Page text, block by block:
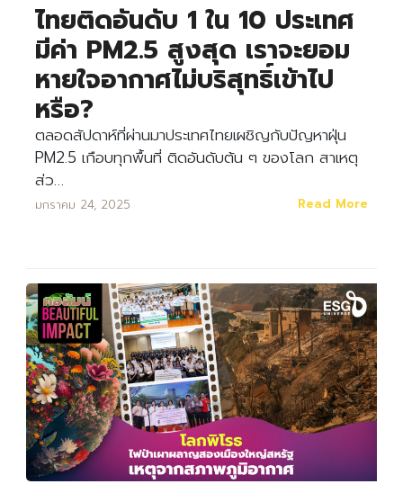
ไทยติดอันดับ 1 ใน 10 ประเทศ
มีค่า PM2.5 สูงสุด เราจะยอม
หายใจอากาศไม่บริสุทธิ์เข้าไป
หรือ?
ตลอดสัปดาห์ที่ผ่านมาประเทศไทยเผชิญกับปัญหาฝุ่น
PM2.5 เกือบทุกพื้นที่ ติดอันดับต้น ๆ ของโลก สาเหตุ
ส่ว…
มกราคม 24, 2025 Read More